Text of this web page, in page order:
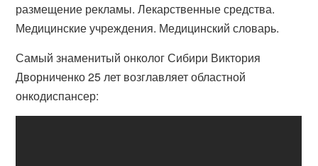
размещение рекламы. Лекарственные средства.
Медицинские учреждения. Медицинский словарь.
Самый знаменитый онколог Сибири Виктория
Дворниченко 25 лет возглавляет областной
онкодиспансер: